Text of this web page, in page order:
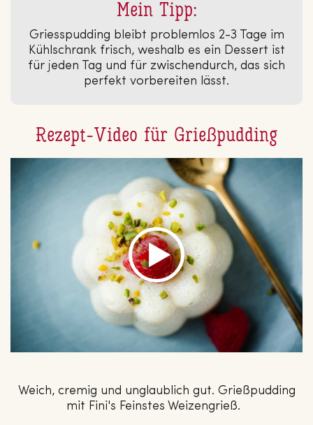
Mein Tipp:
Griesspudding bleibt problemlos 2-3 Tage im
Kühlschrank frisch, weshalb es ein Dessert ist
für jeden Tag und für zwischendurch, das sich
perfekt vorbereiten lässt.
Rezept-Video für Grießpudding
Weich, cremig und unglaublich gut. Grießpudding
mit Fini's Feinstes Weizengrieß.